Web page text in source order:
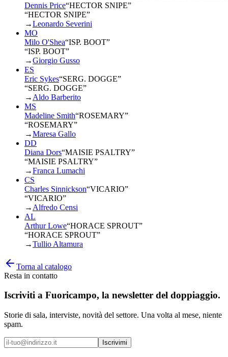
Dennis Price“HECTOR SNIPE”
“HECTOR SNIPE”
→Leonardo Severini
MO
Milo O'Shea“ISP. BOOT”
“ISP. BOOT”
→Giorgio Gusso
ES
Eric Sykes“SERG. DOGGE”
“SERG. DOGGE”
→ Aldo Barberito
MS
Madeline Smith“ROSEMARY”
“ROSEMARY”
→Maresa Gallo
DD
Diana Dors“MAISIE PSALTRY”
“MAISIE PSALTRY”
→Franca Lumachi
CS
Charles Sinnickson“VICARIO”
“VICARIO”
→ Alfredo Censi
AL
Arthur Lowe“HORACE SPROUT”
“HORACE SPROUT”
→Tullio Altamura
Torna al catalogo
Resta in contatto
Iscriviti a Fuoricampo, la newsletter del doppiaggio.
Storie di sala, interviste, novità del settore. Una volta al mese, niente
spam.
Iscrivimi